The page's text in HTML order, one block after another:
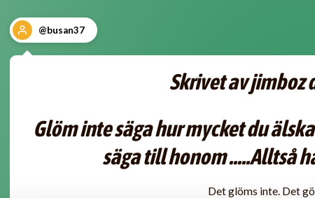
@busan37
Skrivet av jimboz
Glöm inte säga hur mycket du
säga till honom .....Alltså
Det glöms inte. Det